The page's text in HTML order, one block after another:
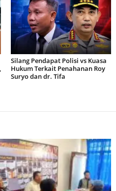
Silang Pendapat Polisi vs Kuasa
Hukum Terkait Penahanan Roy
Suryo dan dr. Tifa